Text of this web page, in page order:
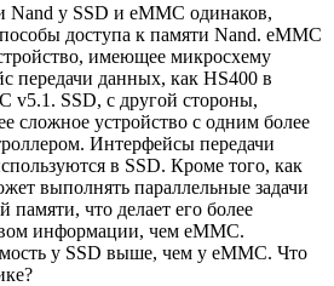
Nand у SSD и eMMC одинаков,
доступа к памяти Nand. eMMC
имеющее микросхему
передачи данных, как HS400 в
v5.1. SSD, с другой стороны,
сложное устройство с одним более
Интерфейсы передачи
в SSD. Кроме того, как
выполнять параллельные задачи
памяти, что делает его более
информации, чем eMMC.
у SSD выше, чем у eMMC. Что